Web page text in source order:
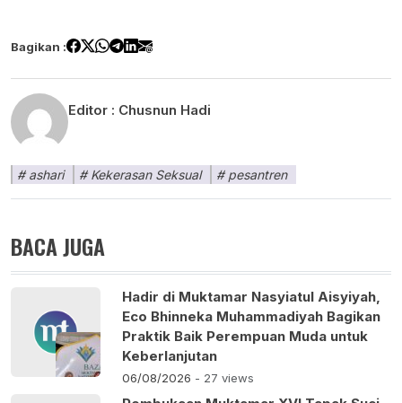
Bagikan :
Editor : Chusnun Hadi
ashari Kekerasan Seksual pesantren
BACA JUGA
Hadir di Muktamar Nasyiatul Aisyiyah,
Eco Bhinneka Muhammadiyah Bagikan
Praktik Baik Perempuan Muda untuk
Keberlanjutan
06/08/2026 - 27 views